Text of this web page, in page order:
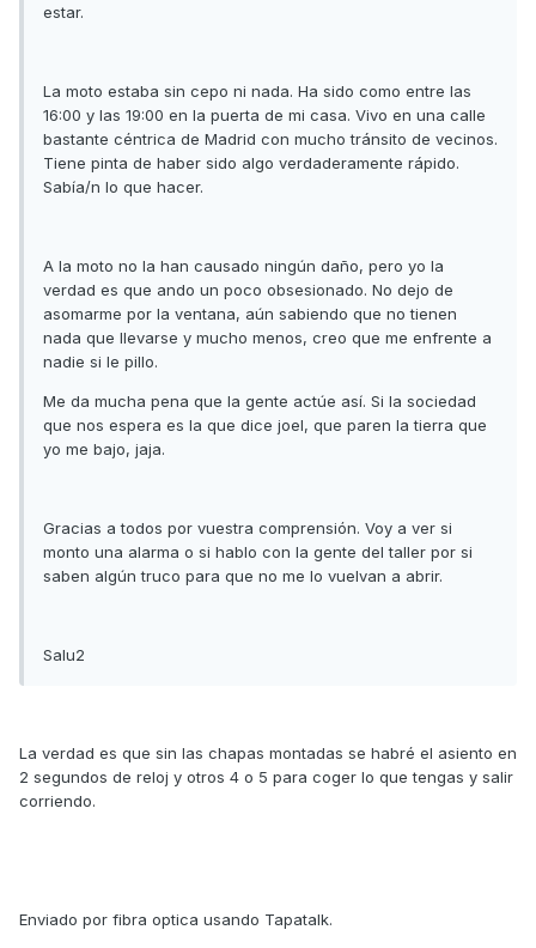
estar.
La moto estaba sin cepo ni nada. Ha sido como entre las
16:00 y las 19:00 en la puerta de mi casa. Vivo en una calle
bastante céntrica de Madrid con mucho tránsito de vecinos.
Tiene pinta de haber sido algo verdaderamente rápido.
Sabía/n lo que hacer.
A la moto no la han causado ningún daño, pero yo la
verdad es que ando un poco obsesionado. No dejo de
asomarme por la ventana, aún sabiendo que no tienen
nada que llevarse y mucho menos, creo que me enfrente a
nadie si le pillo.
Me da mucha pena que la gente actúe así. Si la sociedad
que nos espera es la que dice joel, que paren la tierra que
yo me bajo, jaja.
Gracias a todos por vuestra comprensión. Voy a ver si
monto una alarma o si hablo con la gente del taller por si
saben algún truco para que no me lo vuelvan a abrir.
Salu2
La verdad es que sin las chapas montadas se habré el asiento en
2 segundos de reloj y otros 4 o 5 para coger lo que tengas y salir
corriendo.
Enviado por fibra optica usando Tapatalk.